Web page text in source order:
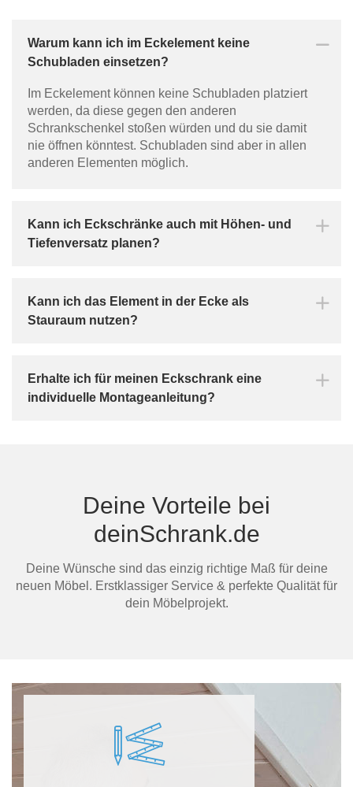
Warum kann ich im Eckelement keine
Schubladen einsetzen?
Im Eckelement können keine Schubladen platziert
werden, da diese gegen den anderen
Schrankschenkel stoßen würden und du sie damit
nie öffnen könntest. Schubladen sind aber in allen
anderen Elementen möglich.
Kann ich Eckschränke auch mit Höhen- und
Tiefenversatz planen?
Kann ich das Element in der Ecke als
Stauraum nutzen?
Erhalte ich für meinen Eckschrank eine
individuelle Montageanleitung?
Deine Vorteile bei
deinSchrank.de
Deine Wünsche sind das einzig richtige Maß für deine
neuen Möbel. Erstklassiger Service & perfekte Qualität für
dein Möbelprojekt.